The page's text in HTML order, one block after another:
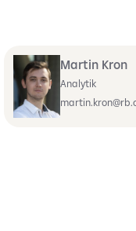
Martin Kron
Analytik